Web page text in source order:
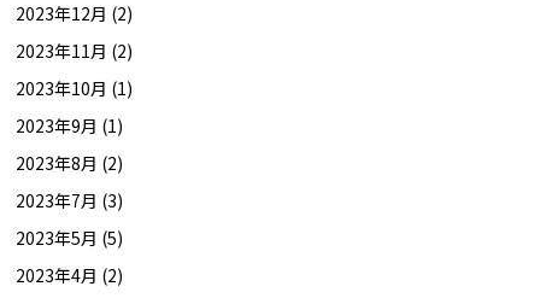
2023年12月 (2)
2023年11月 (2)
2023年10月 (1)
2023年9月 (1)
2023年8月 (2)
2023年7月 (3)
2023年5月 (5)
2023年4月 (2)